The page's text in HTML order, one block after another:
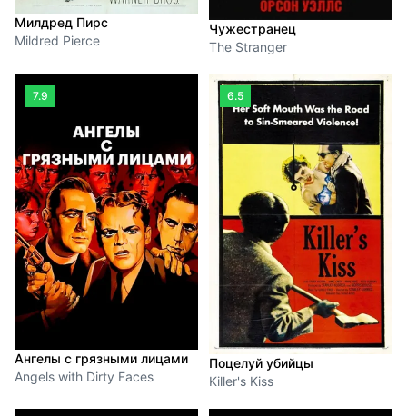
Милдред Пирс
Mildred Pierce
Чужестранец
The Stranger
7.9
Ангелы с грязными лицами
Angels with Dirty Faces
6.5
Поцелуй убийцы
Killer's Kiss